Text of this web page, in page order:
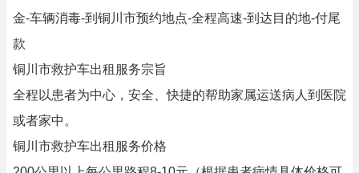
金-车辆消毒-到铜川市预约地点-全程高速-到达目的地-付尾
款
铜川市救护车出租服务宗旨
全程以患者为中心，安全、快捷的帮助家属运送病人到医院
或者家中。
铜川市救护车出租服务价格